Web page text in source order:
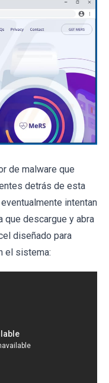
de malware que
detrás de esta
intentan
que descargue y abra
diseñado para
el sistema: